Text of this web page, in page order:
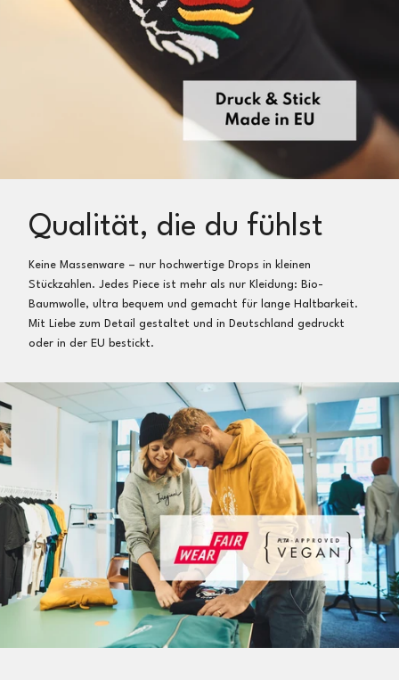
Qualität, die du fühlst
Keine Massenware – nur hochwertige Drops in kleinen
Stückzahlen. Jedes Piece ist mehr als nur Kleidung: Bio-
Baumwolle, ultra bequem und gemacht für lange Haltbarkeit.
Mit Liebe zum Detail gestaltet und in Deutschland gedruckt
oder in der EU bestickt.